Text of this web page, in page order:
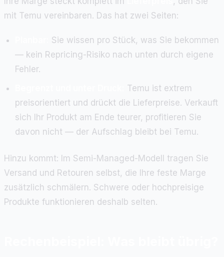
mit Temu vereinbaren. Das hat zwei Seiten:
Sie wissen pro Stück, was Sie bekommen
— kein Repricing-Risiko nach unten durch eigene
Fehler.
Temu ist extrem
preisorientiert und drückt die Lieferpreise. Verkauft
sich Ihr Produkt am Ende teurer, profitieren Sie
davon nicht — der Aufschlag bleibt bei Temu.
Hinzu kommt: Im Semi-Managed-Modell tragen Sie
Versand und Retouren selbst, die Ihre feste Marge
zusätzlich schmälern. Schwere oder hochpreisige
Produkte funktionieren deshalb selten.